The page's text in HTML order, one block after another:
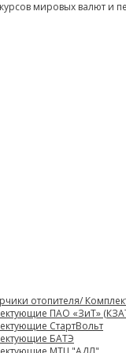
отопителя/
ПАО «ЗиТ»
СтартВольт
БАТЭ